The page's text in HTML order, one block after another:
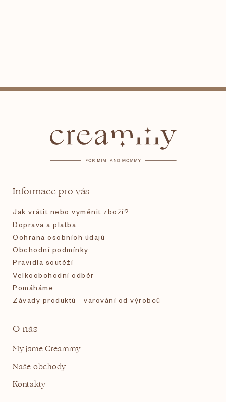
Informace pro vás
Jak vrátit nebo vyměnit zboží?
Doprava a platba
Ochrana osobních údajů
Obchodní podmínky
Pravidla soutěží
Velkoobchodní odběr
Pomáháme
Závady produktů - varování od výrobců
O nás
My jsme Creammy
Naše obchody
Kontakty